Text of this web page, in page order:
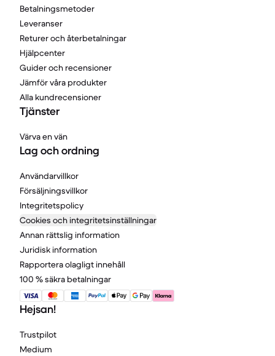
Betalningsmetoder
Leveranser
Returer och återbetalningar
Hjälpcenter
Guider och recensioner
Jämför våra produkter
Alla kundrecensioner
Tjänster
Värva en vän
Lag och ordning
Användarvillkor
Försäljningsvillkor
Integritetspolicy
Cookies och integritetsinställningar
Annan rättslig information
Juridisk information
Rapportera olagligt innehåll
100 % säkra betalningar
Hejsan!
Trustpilot
Medium